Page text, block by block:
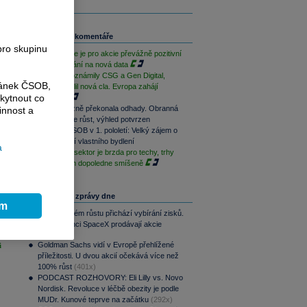
Související komentáře
Závěr týdne je pro akcie převážně pozitivní
při vyčkávání na nová data
Výsledky oznámily CSG a Gen Digital,
Trump uvalil nová cla. Evropa zahájí
opatrně
CSG výrazně překonala odhady. Obranná
divize táhne růst, výhled potvrzen
Skupina ČSOB v 1. pololetí: Velký zájem o
financování vlastního bydlení
Paměťový sektor je brzda pro techy, trhy
jsou na tom dopoledne smíšeně
Nejčtenější zprávy dne
Po raketovém růstu přichází vybírání zisků.
Zaměstnanci SpaceX prodávají akcie
Goldman Sachs vidí v Evropě přehlížené
příležitosti. U dvou akcií očekává více než
100% růst (401x)
PODCAST ROZHOVORY: Eli Lilly vs. Novo
Nordisk. Revoluce v léčbě obezity je podle
MUDr. Kunové teprve na začátku (292x)
skupinu
ČSOB,
co
a